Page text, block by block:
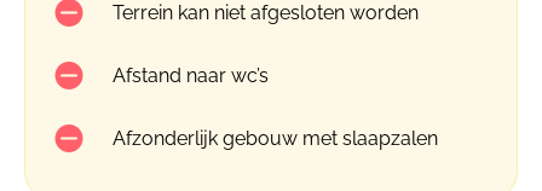
Terrein kan niet afgesloten worden
Afstand naar wc’s
Afzonderlijk gebouw met slaapzalen